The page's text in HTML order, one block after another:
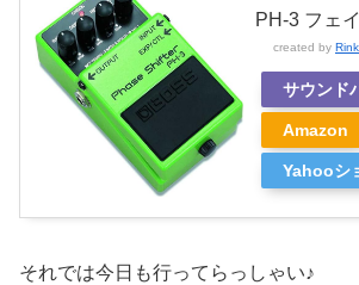
PH-3 フェ
created by
サウンド
Amazon
Yahooシ
それでは今日も行ってらっしゃい♪